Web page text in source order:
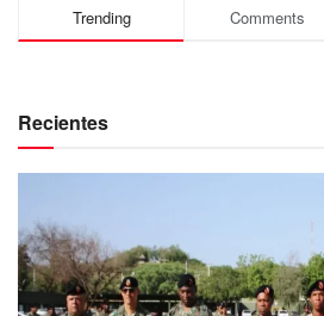
Trending Comments
Recientes